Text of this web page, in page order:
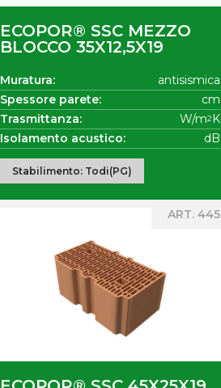
ECOPOR® SSC MEZZO
BLOCCO 35X12,5X19
Muratura:
antisismica
Spessore parete:
cm
Trasmittanza:
W/m2 K
Isolamento acustico:
dB
Stabilimento: Todi(PG)
ART. 445